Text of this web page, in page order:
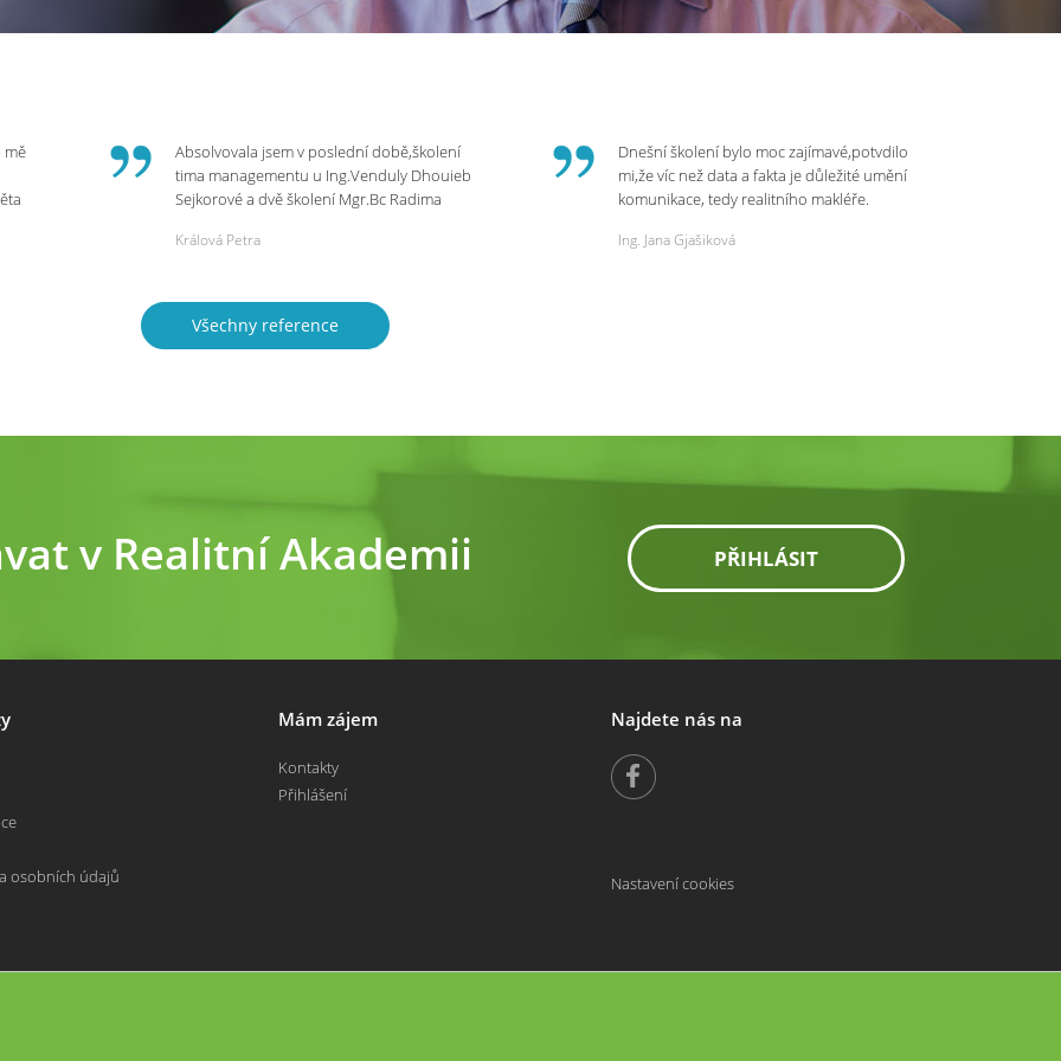
mě
Absolvovala jsem v poslední době,školení
tima managementu u Ing.Venduly Dhouieb
Sejkorové a dvě školení Mgr.Bc Radima
doporučit,neboť mi změnily pohled na
Králová Petra
Dnešní školení bylo moc zajímavé,potvdilo
mi,že víc než data a fakta je důležité umění
komunikace, tedy realitního makléře.
rozhovor či náběr u klienta. Výsledkem je
Ing. Jana Gjašiková
Všechny reference
PŘIHLÁSIT
v Realitní Akademii
osobních údajů
Mám zájem
Kontakty
Přihlášení
Najdete nás na
Nastavení cookies